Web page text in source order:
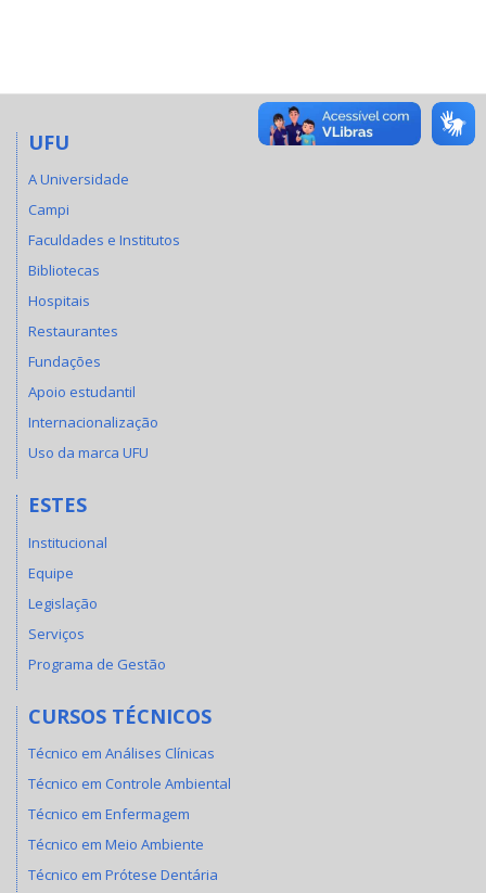
UFU
A Universidade
Campi
Faculdades e Institutos
Bibliotecas
Hospitais
Restaurantes
Fundações
Apoio estudantil
Internacionalização
Uso da marca UFU
ESTES
Institucional
Equipe
Legislação
Serviços
Programa de Gestão
CURSOS TÉCNICOS
Técnico em Análises Clínicas
Técnico em Controle Ambiental
Técnico em Enfermagem
Técnico em Meio Ambiente
Técnico em Prótese Dentária